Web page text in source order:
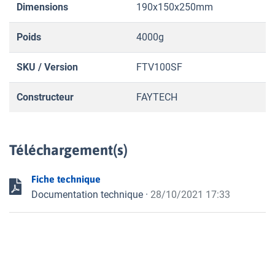
Dimensions 190x150x250mm
Poids 4000g
SKU / Version FTV100SF
Constructeur FAYTECH
Téléchargement(s)
Fiche technique
Documentation technique · 28/10/2021 17:33